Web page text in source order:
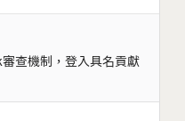
查機制，登入具名貢獻